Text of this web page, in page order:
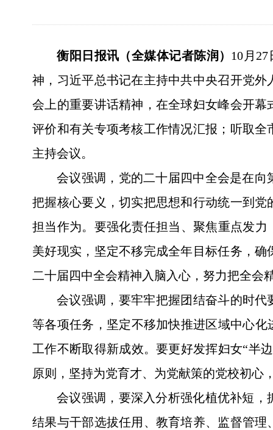
衡阳日报讯（全媒体记者陈润） 10月
神，习近平总书记在主持中共中央召开党
会上的重要讲话精神，在全球妇女峰会开
评价和有关专项考核工作情况汇报；听取
主持会议。
会议强调，党的二十届四中全会是在
把握核心要义，切实把思想和行动统一到
担当作为。要强化责任担当、聚焦重点发
美好现实，坚定不移完成全年目标任务，
二十届四中全会精神入脑入心，努力把全会
会议强调，要牢牢把握团结奋斗的时
等各项任务，坚定不移加快推进区域中心
工作不断取得新成效。要更好发挥妇女“半
原则，坚持为党育才、为党献策的党校初心
会议强调，要深入分析强化植优补短
结果与干部选拔任用、教育培养、监督管